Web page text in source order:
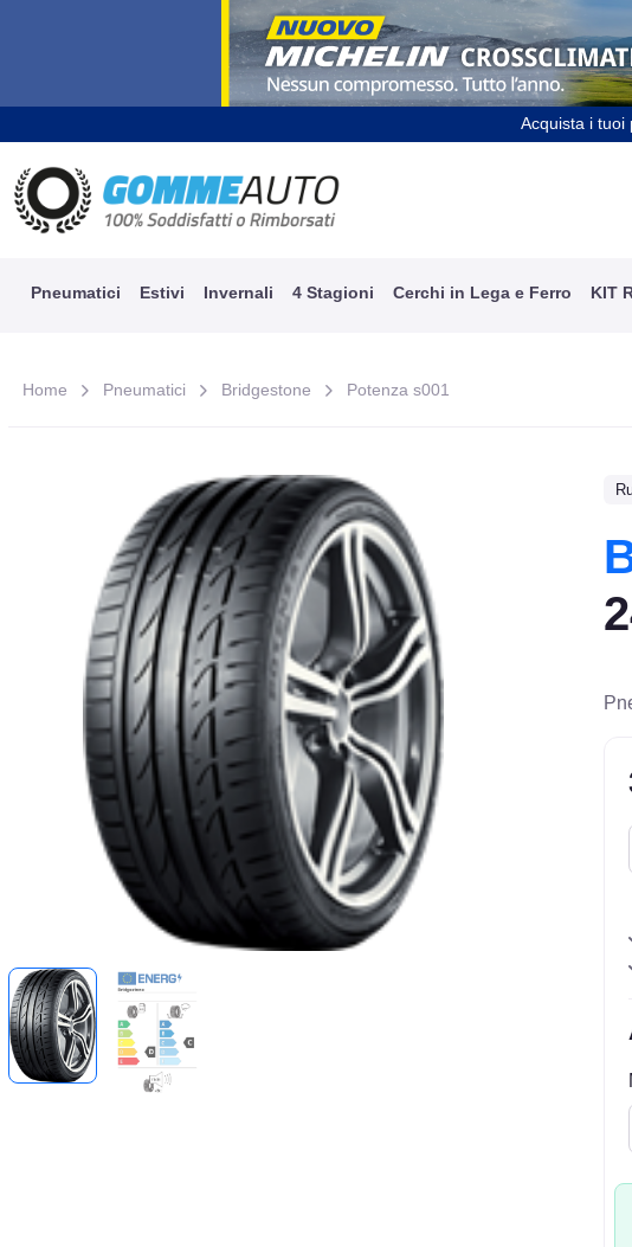
Acquista i tuoi
Pneumatici Estivi Invernali 4 Stagioni Cerchi in Lega e Ferro KIT
Home Pneumatici Bridgestone Potenza s001